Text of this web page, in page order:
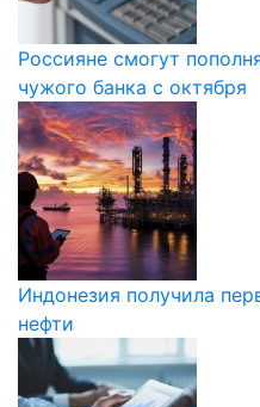
Россияне смогут
чужого банка с октября
Индонезия получила
нефти